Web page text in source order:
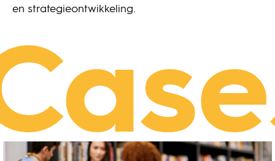
en strategieontwikkeling.